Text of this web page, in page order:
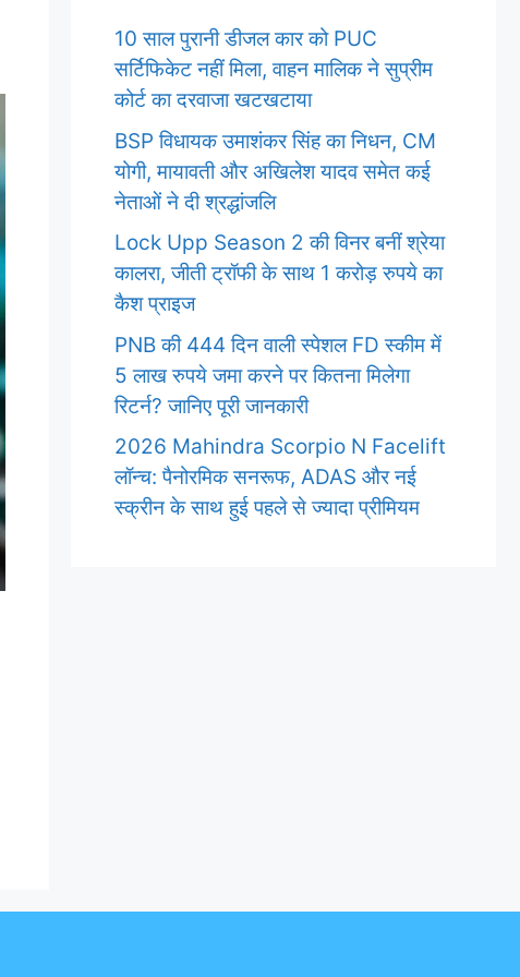
10 साल पुरानी डीजल कार को PUC
सर्टिफिकेट नहीं मिला, वाहन मालिक ने सुप्रीम
कोर्ट का दरवाजा खटखटाया
BSP विधायक उमाशंकर सिंह का निधन, CM
योगी, मायावती और अखिलेश यादव समेत कई
नेताओं ने दी श्रद्धांजलि
Lock Upp Season 2 की विनर बनीं श्रेया
कालरा, जीती ट्रॉफी के साथ 1 करोड़ रुपये का
कैश प्राइज
PNB की 444 दिन वाली स्पेशल FD स्कीम में
5 लाख रुपये जमा करने पर कितना मिलेगा
रिटर्न? जानिए पूरी जानकारी
2026 Mahindra Scorpio N Facelift
लॉन्च: पैनोरमिक सनरूफ, ADAS और नई
स्क्रीन के साथ हुई पहले से ज्यादा प्रीमियम